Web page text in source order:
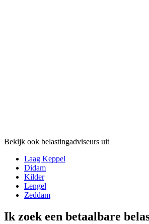
Bekijk ook belastingadviseurs uit
Laag Keppel
Didam
Kilder
Lengel
Zeddam
Ik zoek een betaalbare